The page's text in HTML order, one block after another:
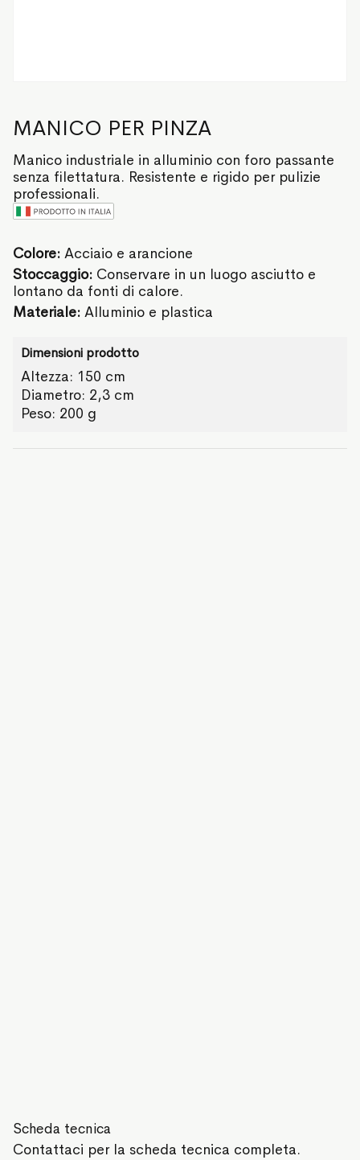
MANICO PER PINZA
Manico industriale in alluminio con foro passante
senza filettatura. Resistente e rigido per pulizie
professionali.
Colore: Acciaio e arancione
Stoccaggio: Conservare in un luogo asciutto e
lontano da fonti di calore.
Materiale: Alluminio e plastica
Dimensioni prodotto
Altezza: 150 cm
Diametro: 2,3 cm
Peso: 200 g
Scheda tecnica
Contattaci per la scheda tecnica completa.